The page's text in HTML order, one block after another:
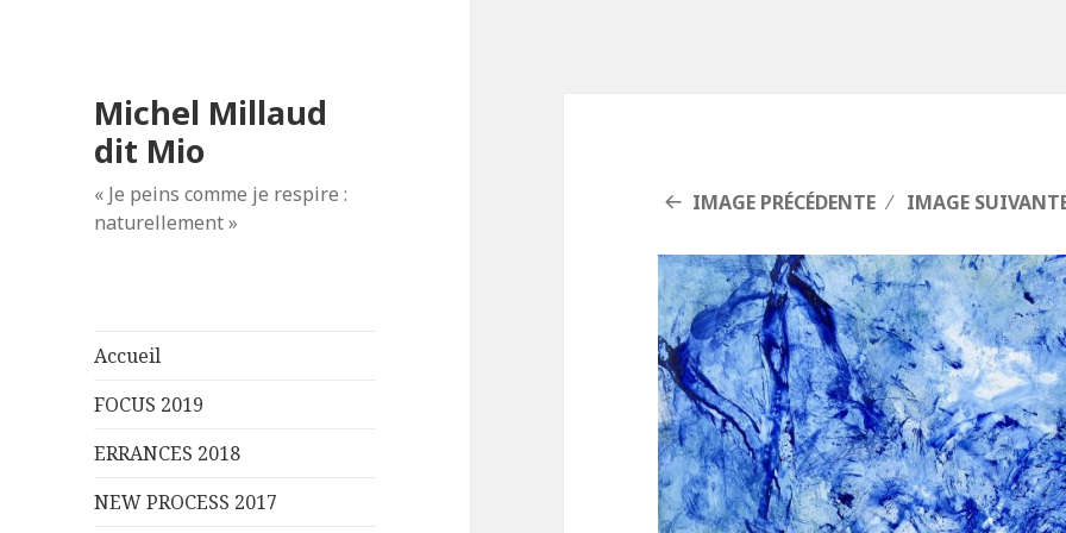
Michel Millaud
dit Mio
« Je peins comme je respire :
naturellement »
Accueil
FOCUS 2019
ERRANCES 2018
NEW PROCESS 2017
IMAGE PRÉCÉDENTE IMAGE